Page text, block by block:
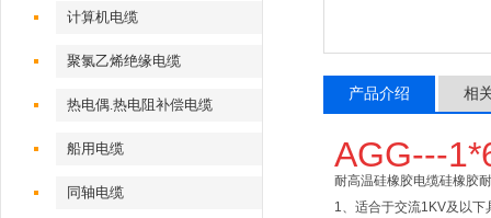
计算机电缆
聚氯乙烯绝缘电缆
热电偶.热电阻补偿电缆
船用电缆
同轴电缆
产品介绍 相
AGG---
耐高温硅橡胶电缆硅橡胶
1、适合于交流1KV及以